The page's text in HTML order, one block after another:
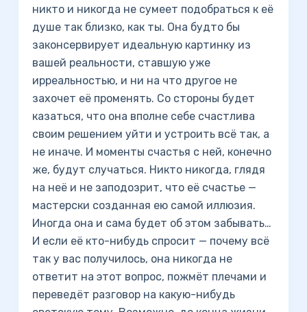
никто и никогда не сумеет подобраться к её
душе так близко, как ты. Она будто бы
законсервирует идеальную картинку из
вашей реальности, ставшую уже
ирреальностью, и ни на что другое не
захочет её променять. Со стороны будет
казаться, что она вполне себе счастлива
своим решением уйти и устроить всё так, а
не иначе. И моменты счастья с ней, конечно
же, будут случаться. Никто никогда, глядя
на неё и не заподозрит, что её счастье —
мастерски созданная ею самой иллюзия.
Иногда она и сама будет об этом забывать…
И если её кто-нибудь спросит — почему всё
так у вас получилось, она никогда не
ответит на этот вопрос, пожмёт плечами и
переведёт разговор на какую-нибудь